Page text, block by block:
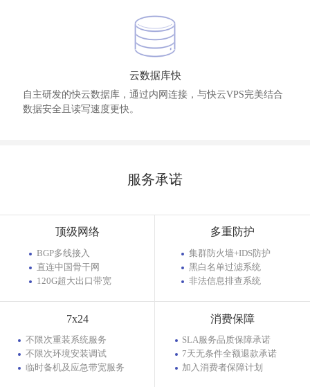
云数据库快
自主研发的快云数据库，通过内网连接，与快云VPS完美结合
数据安全且读写速度更快。
服务承诺
顶级网络
BGP多线接入
直连中国骨干网
120G超大出口带宽
多重防护
集群防火墙+IDS防护
黑白名单过滤系统
非法信息排查系统
7x24
不限次重装系统服务
不限次环境安装调试
临时备机及应急带宽服务
消费保障
SLA服务品质保障承诺
7天无条件全额退款承诺
加入消费者保障计划